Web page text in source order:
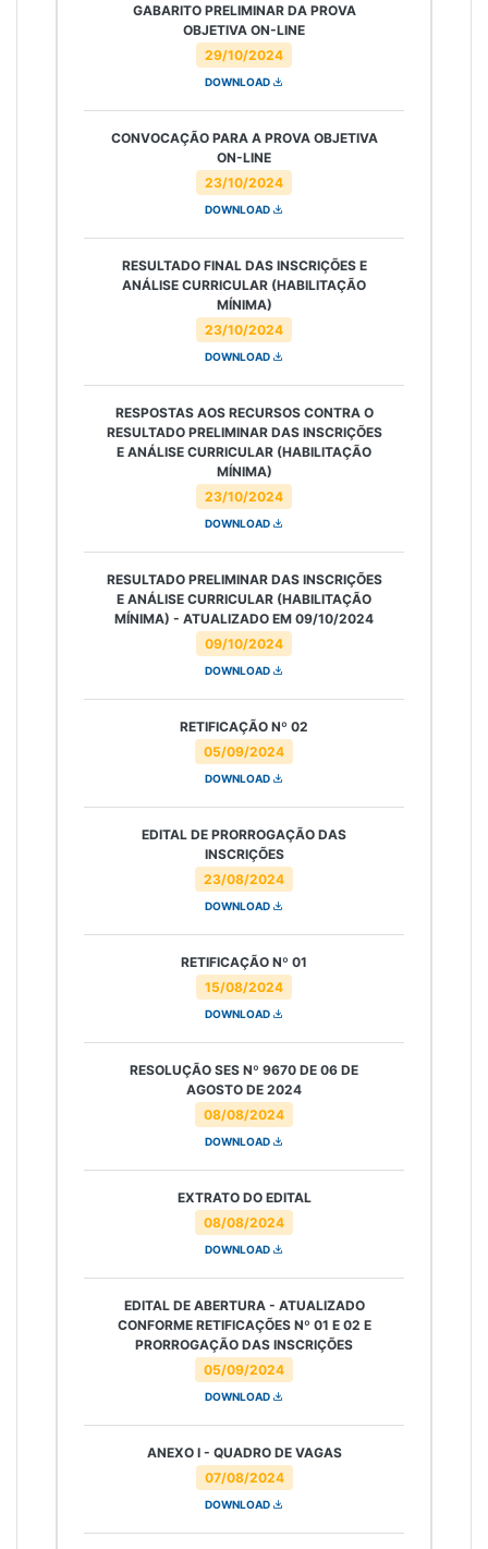
29/10/2024
GABARITO PRELIMINAR DA PROVA
OBJETIVA ON-LINE
DOWNLOAD
23/10/2024
CONVOCAÇÃO PARA A PROVA OBJETIVA
ON-LINE
DOWNLOAD
23/10/2024
RESULTADO FINAL DAS INSCRIÇÕES E
ANÁLISE CURRICULAR (HABILITAÇÃO
MÍNIMA)
DOWNLOAD
23/10/2024
RESPOSTAS AOS RECURSOS CONTRA O
RESULTADO PRELIMINAR DAS INSCRIÇÕES
E ANÁLISE CURRICULAR (HABILITAÇÃO
MÍNIMA)
DOWNLOAD
09/10/2024
RESULTADO PRELIMINAR DAS INSCRIÇÕES
E ANÁLISE CURRICULAR (HABILITAÇÃO
MÍNIMA) - ATUALIZADO EM 09/10/2024
DOWNLOAD
05/09/2024
RETIFICAÇÃO Nº 02
DOWNLOAD
23/08/2024
EDITAL DE PRORROGAÇÃO DAS
INSCRIÇÕES
DOWNLOAD
15/08/2024
RETIFICAÇÃO Nº 01
DOWNLOAD
08/08/2024
RESOLUÇÃO SES Nº 9670 DE 06 DE
AGOSTO DE 2024
DOWNLOAD
08/08/2024
EXTRATO DO EDITAL
DOWNLOAD
05/09/2024
EDITAL DE ABERTURA - ATUALIZADO
CONFORME RETIFICAÇÕES Nº 01 E 02 E
PRORROGAÇÃO DAS INSCRIÇÕES
DOWNLOAD
07/08/2024
ANEXO I - QUADRO DE VAGAS
DOWNLOAD